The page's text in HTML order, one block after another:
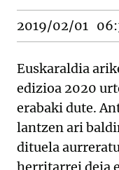
2019/02/01
Euskaraldia
edizioa 2020
erabaki dute.
lantzen ari
dituela